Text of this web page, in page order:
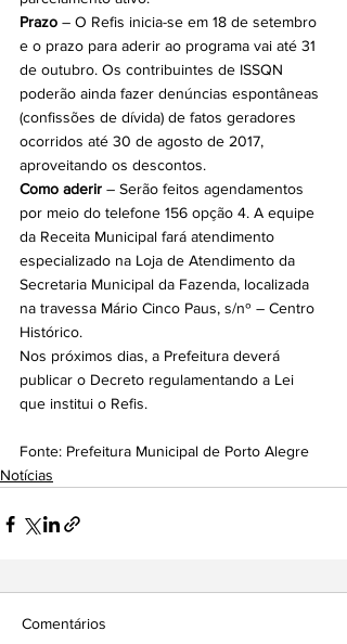
Prazo – O Refis inicia-se em 18 de setembro
e o prazo para aderir ao programa vai até 31
de outubro. Os contribuintes de ISSQN
poderão ainda fazer denúncias espontâneas
(confissões de dívida) de fatos geradores
ocorridos até 30 de agosto de 2017,
aproveitando os descontos.
Como aderir – Serão feitos agendamentos
por meio do telefone 156 opção 4. A equipe
da Receita Municipal fará atendimento
especializado na Loja de Atendimento da
Secretaria Municipal da Fazenda, localizada
na travessa Mário Cinco Paus, s/nº – Centro
Histórico.
Nos próximos dias, a Prefeitura deverá
publicar o Decreto regulamentando a Lei
que institui o Refis.
Fonte: Prefeitura Municipal de Porto Alegre
Notícias
Comentários